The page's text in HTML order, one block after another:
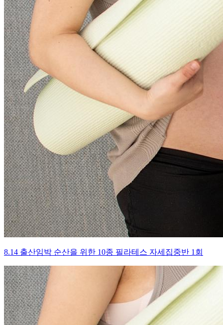
8.14 출산임박 순산을 위한 10종 필라테스 자세집중반 1회